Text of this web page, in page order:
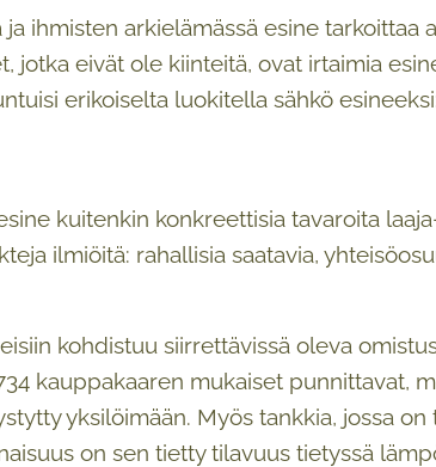
ja ihmisten arkielämässä esine tarkoittaa
jotka eivät ole kiinteitä, ovat irtaimia
erikoiselta luokitella sähkö
kuitenkin konkreettisia tavaroita
ilmiöitä: rahallisia saatavia,
kohdistuu siirrettävissä oleva
kauppakaaren mukaiset punnittavat,
yksilöimään. Myös tankkia, jossa
on sen tietty tilavuus tietyssä